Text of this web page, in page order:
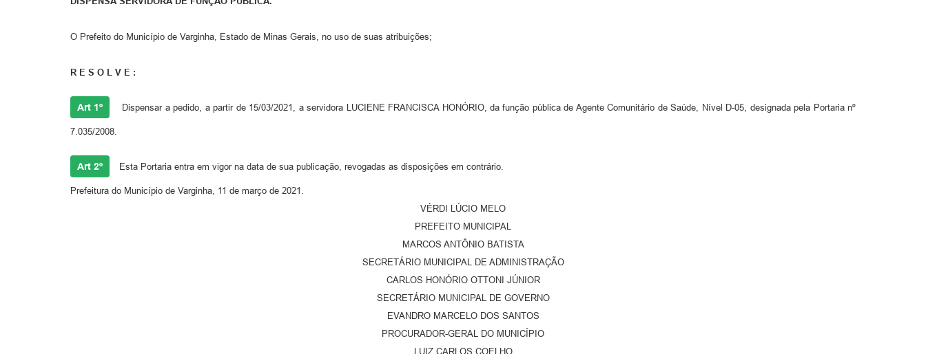
O Prefeito do Município de Varginha, Estado de Minas Gerais, no uso de suas atribuições;
R E S O L V E :
Art 1º Dispensar a pedido, a partir de 15/03/2021, a servidora LUCIENE FRANCISCA HONÓRIO, da função pública de Agente Comunitário de Saúde, Nível D-05, designada pela Portaria nº
7.035/2008.
Art 2º Esta Portaria entra em vigor na data de sua publicação, revogadas as disposições em contrário.
Prefeitura do Município de Varginha, 11 de março de 2021.
VÉRDI LÚCIO MELO
PREFEITO MUNICIPAL
MARCOS ANTÔNIO BATISTA
SECRETÁRIO MUNICIPAL DE ADMINISTRAÇÃO
CARLOS HONÓRIO OTTONI JÚNIOR
SECRETÁRIO MUNICIPAL DE GOVERNO
EVANDRO MARCELO DOS SANTOS
PROCURADOR-GERAL DO MUNICÍPIO
LUIZ CARLOS COELHO